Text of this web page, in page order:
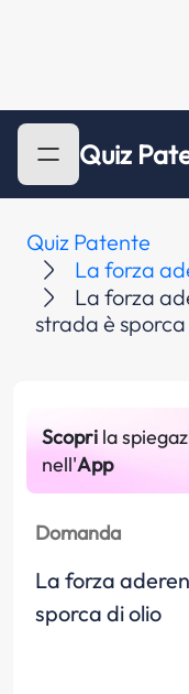
Quiz
Quiz Patente
La forza
La forza
strada è sporca
Scopri la
nell'App
Domanda
La forza
sporca di olio